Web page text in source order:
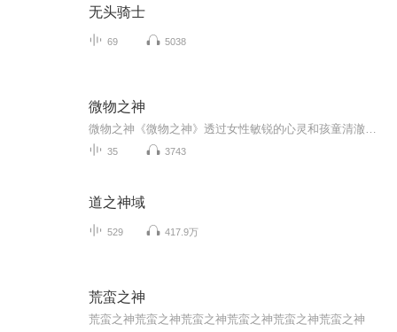
无头骑士
69 5038
微物之神
35 3743
道之神域
529 417.9万
荒蛮之神
荒蛮之神荒蛮之神荒蛮之神荒蛮之神荒蛮之神荒蛮之神